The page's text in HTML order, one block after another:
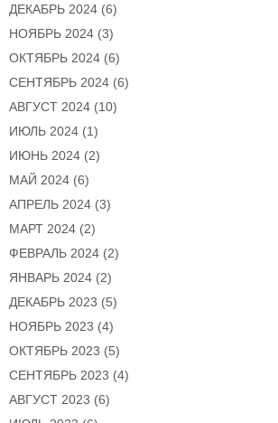
ДЕКАБРЬ 2024 (6)
НОЯБРЬ 2024 (3)
ОКТЯБРЬ 2024 (6)
СЕНТЯБРЬ 2024 (6)
АВГУСТ 2024 (10)
ИЮЛЬ 2024 (1)
ИЮНЬ 2024 (2)
МАЙ 2024 (6)
АПРЕЛЬ 2024 (3)
МАРТ 2024 (2)
ФЕВРАЛЬ 2024 (2)
ЯНВАРЬ 2024 (2)
ДЕКАБРЬ 2023 (5)
НОЯБРЬ 2023 (4)
ОКТЯБРЬ 2023 (5)
СЕНТЯБРЬ 2023 (4)
АВГУСТ 2023 (6)